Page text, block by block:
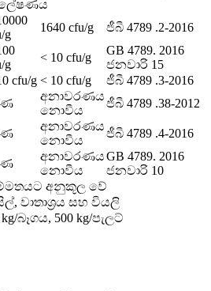
g
1640 cfu/g
ජීබී 4789 .2-2016
g
< 10 cfu/g
GB 4789. 2016
ජනවාරි 15
cfu/g < 10 cfu/g
ජීබී 4789 .3-2016
අනාවරණය
නොවීය
ජීබී 4789 .38-2012
අනාවරණය
නොවීය
ජීබී 4789 .4-2016
අනාවරණය
නොවීය
GB 4789. 2016
ජනවාරි 10
අනුකූල වේ
වාතාශ්‍රය සහ වියලි
kg/බෑගය, 500 kg/පැලට්